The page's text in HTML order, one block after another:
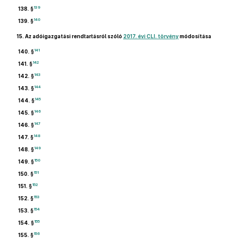
138. §139
139. §140
15. Az adóigazgatási rendtartásról szóló 2017. évi CLI. törvénymódosítása
140. §141
141. §142
142. §143
143. §144
144. §145
145. §146
146. §147
147. §148
148. §149
149. §150
150. §151
151. §152
152. §153
153. §154
154. §155
155. §156